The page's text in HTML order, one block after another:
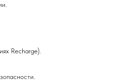
Recharge).